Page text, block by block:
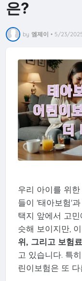
은?
by 엠제이 • 5/23/
우리 아이를 위
들이 '태아보험'
택지 앞에서 고
슷해 보이지만,
위, 그리고 보험
고 있습니다. 특
린이보험은 또